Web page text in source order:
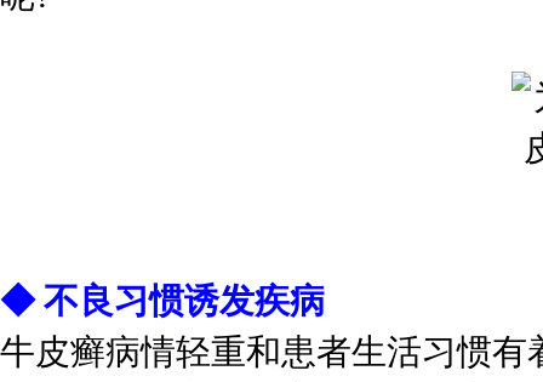
◆ 不良习惯诱发疾病
牛皮癣病情轻重和患者生活习惯